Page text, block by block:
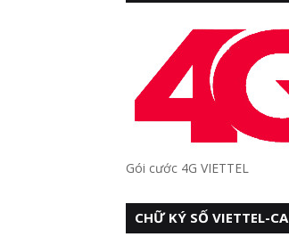
Gói cước 4G VIETTEL
CHỮ KÝ SỐ VIETTEL-CA